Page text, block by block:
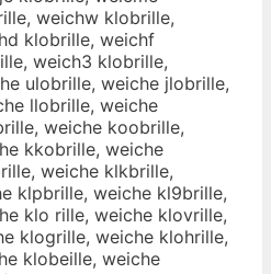
weichw klobrille,
klobrille, weichf
weich3 klobrille,
ulobrille, weiche jlobrille,
llobrille, weiche
weiche koobrille,
kkobrille, weiche
weiche klkbrille,
klpbrille, weiche kl9brille,
klo rille, weiche klovrille,
klogrille, weiche klohrille,
klobeille, weiche